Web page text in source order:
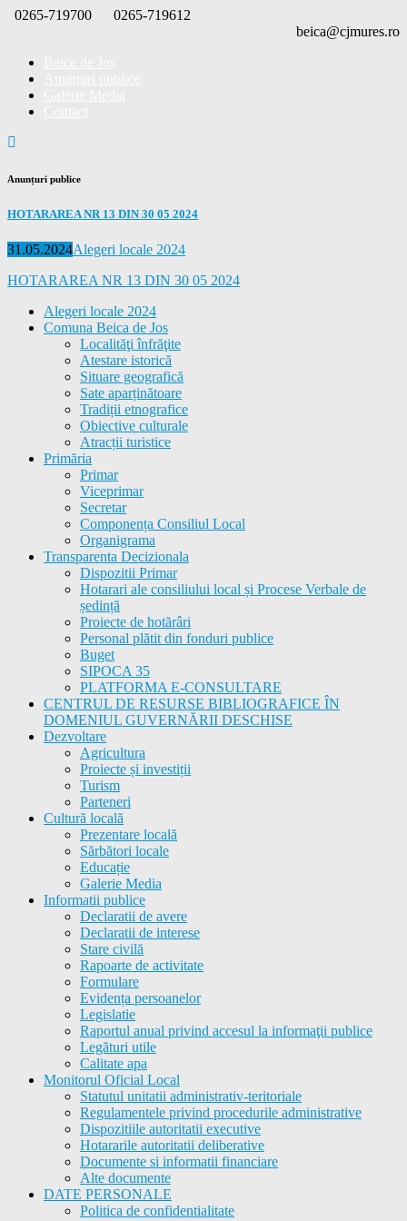
Skip
0265-719700
0265-719612
beica@cjmures.ro
Anunțuri publice
HOTARAREA NR 13 DIN 30 05 2024
Posted
31.05.2024Categories
Alegeri locale 2024
HOTARAREA NR 13 DIN 30 05 2024
Alegeri locale 2024
Comuna Beica de Jos
Localităţi înfrăţite
Atestare istorică
Situare geografică
Sate aparținătoare
Tradiții etnografice
Obiective culturale
Atracții turistice
Primăria
Primar
Viceprimar
Secretar
Componența Consiliul Local
Organigrama
Transparenta Decizionala
Dispozitii Primar
Hotarari ale consiliului local și Procese Verbale de
ședință
Proiecte de hotărâri
Personal plătit din fonduri publice
Buget
SIPOCA 35
PLATFORMA E-CONSULTARE
CENTRUL DE RESURSE BIBLIOGRAFICE ÎN
DOMENIUL GUVERNĂRII DESCHISE
Dezvoltare
Agricultura
Proiecte și investiții
Turism
Parteneri
Cultură locală
Prezentare locală
Sărbători locale
Educație
Galerie Media
Informatii publice
Declaratii de avere
Declaratii de interese
Stare civilă
Rapoarte de activitate
Formulare
Evidența persoanelor
Legislatie
Raportul anual privind accesul la informaţii publice
Legături utile
Calitate apa
Monitorul Oficial Local
Statutul unitatii administrativ-teritoriale
Regulamentele privind procedurile administrative
Dispozitiile autoritatii executive
Hotararile autoritatii deliberative
Documente si informatii financiare
Alte documente
DATE PERSONALE
Politica de confidentialitate